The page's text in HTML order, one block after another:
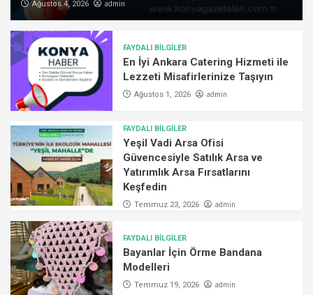
Ağustos 4, 2026 admin
FAYDALI BİLGİLER
En İyi Ankara Catering Hizmeti ile
Lezzeti Misafirlerinize Taşıyın
Ağustos 1, 2026 admin
FAYDALI BİLGİLER
Yeşil Vadi Arsa Ofisi
Güvencesiyle Satılık Arsa ve
Yatırımlık Arsa Fırsatlarını
Keşfedin
Temmuz 23, 2026 admin
FAYDALI BİLGİLER
Bayanlar İçin Örme Bandana
Modelleri
Temmuz 19, 2026 admin